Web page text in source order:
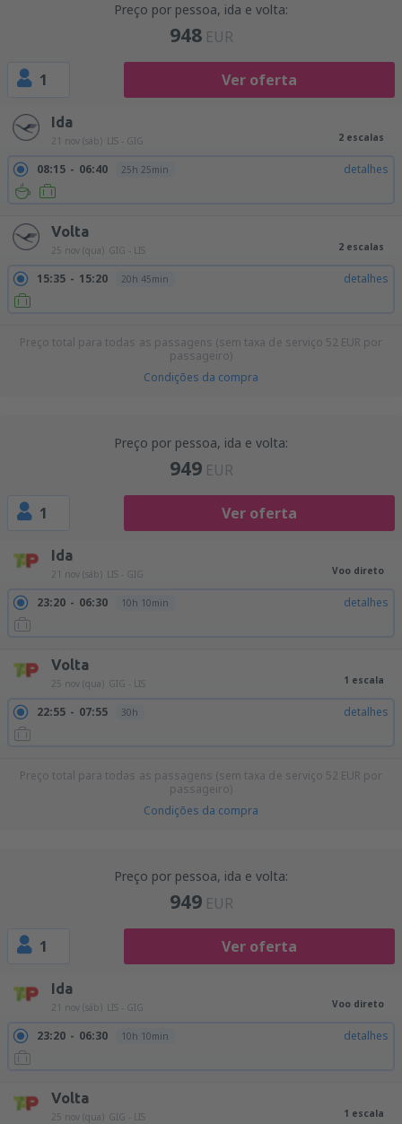
Preço por pessoa, ida e volta:
948 EUR
1 Ver oferta
Ida
21 nov (sáb) LIS - GIG 2 escalas
08:15 06:40 25h 25min detalhes
Volta
25 nov (qua) GIG - LIS 2 escalas
15:35 15:20 20h 45min detalhes
Preço total para todas as passagens (sem taxa de serviço 52 EUR por
passageiro)
Condições da compra
Preço por pessoa, ida e volta:
949 EUR
1 Ver oferta
Ida
21 nov (sáb) LIS - GIG Voo direto
23:20 06:30 10h 10min detalhes
Volta
25 nov (qua) GIG - LIS 1 escala
22:55 07:55 30h detalhes
Preço total para todas as passagens (sem taxa de serviço 52 EUR por
passageiro)
Condições da compra
Preço por pessoa, ida e volta:
949 EUR
1 Ver oferta
Ida
21 nov (sáb) LIS - GIG Voo direto
23:20 06:30 10h 10min detalhes
Volta
25 nov (qua) GIG - LIS 1 escala